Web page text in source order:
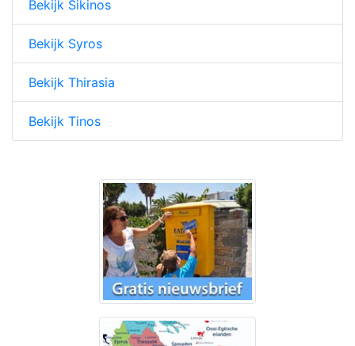
Bekijk Sikinos
Bekijk Syros
Bekijk Thirasia
Bekijk Tinos